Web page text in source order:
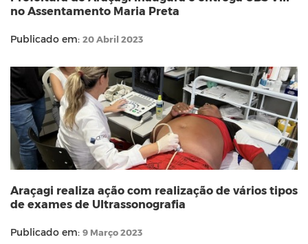
no Assentamento Maria Preta
Publicado em: 20 Abril 2023
Araçagi realiza ação com realização de vários tipos
de exames de Ultrassonografia
Publicado em: 9 Março 2023